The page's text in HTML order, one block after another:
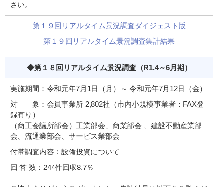
さい。
第１９回リアルタイム景況調査ダイジェスト版
第１９回リアルタイム景況調査集計結果
◆第１８回リアルタイム景況調査（R1.4～6月期）
実施期間：令和元年7月1日（月）～ 令和元年7月12日（金）
対 象：会員事業所 2,802社（市内小規模事業者：FAX登
録有り）
（商工会議所部会）工業部会、商業部会 、建設不動産業部
会、流通業部会、サービス業部会
付帯調査内容：設備投資について
回 答 数：244件回収8.7％